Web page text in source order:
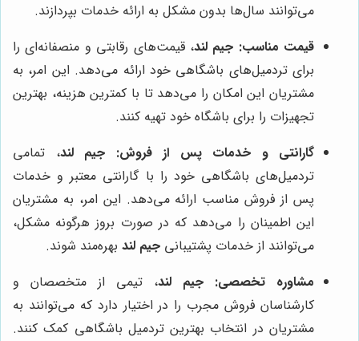
می‌توانند سال‌ها بدون مشکل به ارائه خدمات بپردازند.
قیمت مناسب: جیم لند، قیمت‌های رقابتی و منصفانه‌ای را
برای تردمیل‌های باشگاهی خود ارائه می‌دهد. این امر، به
مشتریان این امکان را می‌دهد تا با کمترین هزینه، بهترین
تجهیزات را برای باشگاه خود تهیه کنند.
گارانتی و خدمات پس از فروش: جیم لند، تمامی
تردمیل‌های باشگاهی خود را با گارانتی معتبر و خدمات
پس از فروش مناسب ارائه می‌دهد. این امر، به مشتریان
این اطمینان را می‌دهد که در صورت بروز هرگونه مشکل،
می‌توانند از خدمات پشتیبانی جیم لند بهره‌مند شوند.
مشاوره تخصصی: جیم لند، تیمی از متخصصان و
کارشناسان فروش مجرب را در اختیار دارد که می‌توانند به
مشتریان در انتخاب بهترین تردمیل باشگاهی کمک کنند.